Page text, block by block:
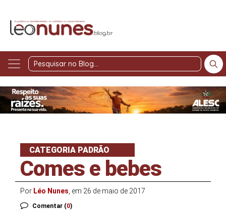
Pesquisar
Blog
CATEGORIA PADRÃO
Comes e bebes
Por Léo Nunes , em 26 de maio de 2017
Comentar (0)